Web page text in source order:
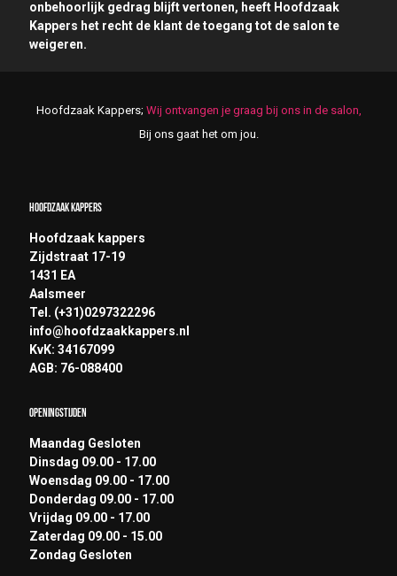
onbehoorlijk gedrag blijft vertonen, heeft Hoofdzaak
Kappers het recht de klant de toegang tot de salon te
weigeren.
Hoofdzaak Kappers; Wij ontvangen je graag bij ons in de salon,
Bij ons gaat het om jou.
Hoofdzaak Kappers
Hoofdzaak kappers
Zijdstraat 17-19
1431 EA
Aalsmeer
Tel. (+31)0297322296
info@hoofdzaakkappers.nl
KvK: 34167099
AGB: 76-088400
Openingstijden
Maandag Gesloten
Dinsdag 09.00 - 17.00
Woensdag 09.00 - 17.00
Donderdag 09.00 - 17.00
Vrijdag 09.00 - 17.00
Zaterdag 09.00 - 15.00
Zondag Gesloten